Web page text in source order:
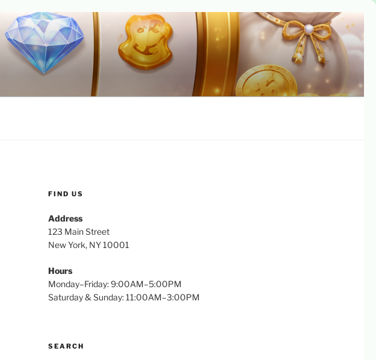
FIND US
Address
123 Main Street
New York, NY 10001
Hours
Monday–Friday: 9:00AM–5:00PM
Saturday & Sunday: 11:00AM–3:00PM
SEARCH